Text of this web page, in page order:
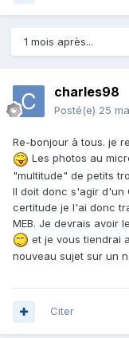
1 mois après...
charles98
Posté(e) 25
Re-bonjour à tous. je
Les photos au
"multitude" de petits
Il doit donc s'agir d'un
certitude je l'ai donc
MEB. Je devrais avoir
et je vous tiendrai
nouveau sujet sur un
Citer